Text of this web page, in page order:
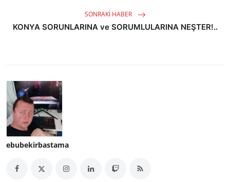
SONRAKI HABER
KONYA SORUNLARINA ve SORUMLULARINA NEŞTER!..
ebubekirbastama